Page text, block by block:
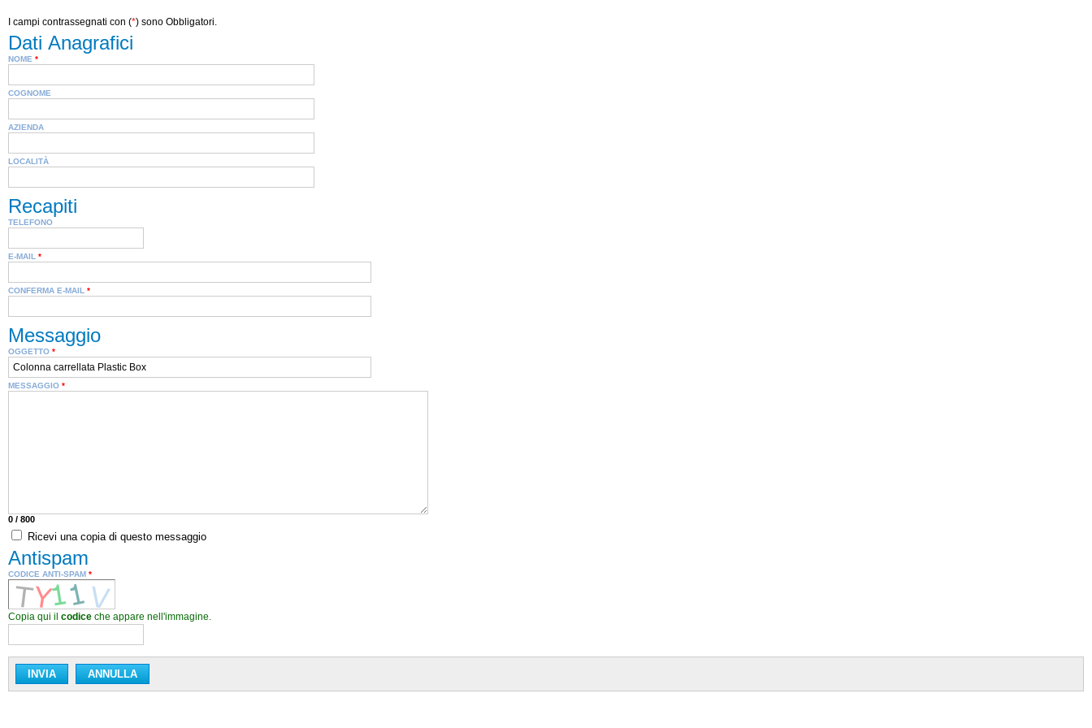
I campi contrassegnati con (*) sono Obbligatori.
Dati Anagrafici
NOME *
COGNOME
AZIENDA
LOCALITÀ
Recapiti
TELEFONO
E-MAIL *
CONFERMA E-MAIL *
Messaggio
OGGETTO *
MESSAGGIO *
0 / 800
Ricevi una copia di questo messaggio
Antispam
CODICE ANTI-SPAM *
Copia qui il codice che appare nell'immagine.